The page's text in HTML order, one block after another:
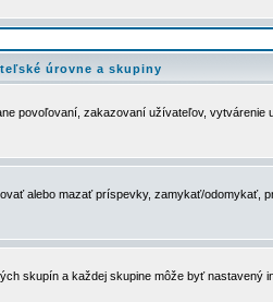
úrovne a skupiny
povoľovaní, zakazovaní užívateľov,
alebo mazať príspevky, zamykať/
skupín a každej skupine môže byť nastavený